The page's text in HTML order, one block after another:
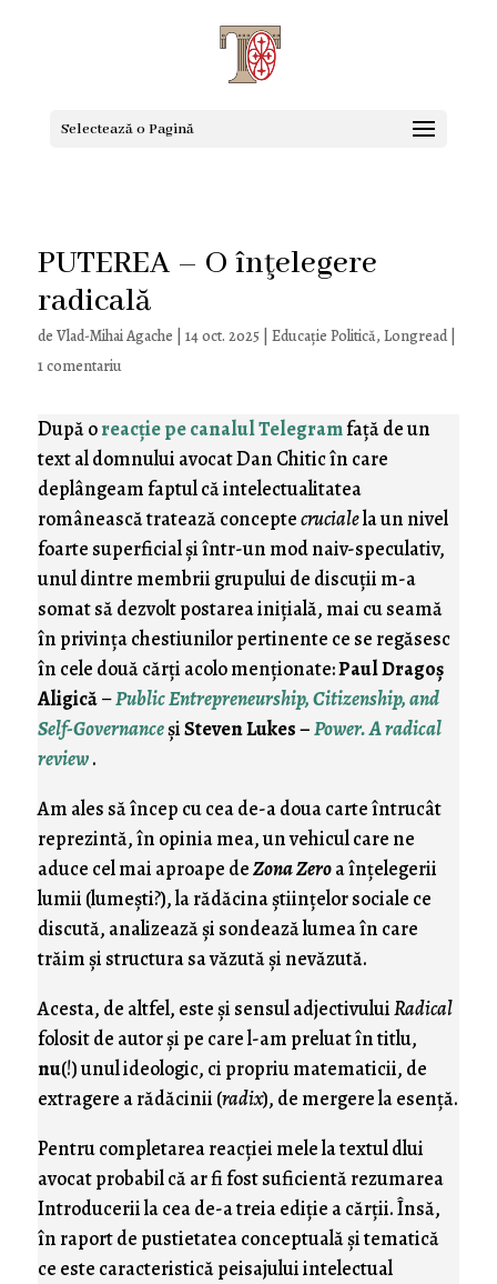
Selectează o Pagină
PUTEREA – O înţelegere
radicală
de Vlad-Mihai Agache 14 oct. 2025| Educaţie Politică, Longread|
1 comentariu
După oreacţie pe canalul Telegramfaţă de un
text al domnului avocat Dan Chitic în care
deplângeam faptul că intelectualitatea
românească tratează conceptecrucialela un nivel
foarte superficial şi într-un mod naiv-speculativ,
unul dintre membrii grupului de discuţii m-a
somat să dezvolt postarea iniţială, mai cu seamă
în privinţa chestiunilor pertinente ce se regăsesc
în cele două cărţi acolo menţionate:Paul Dragoş
Aligică–Public Entrepreneurship, Citizenship, and
Self-GovernanceşiSteven Lukes –Power. A radical
review.
Am ales să încep cu cea de-a doua carte întrucât
reprezintă, în opinia mea, un vehicul care ne
aduce cel mai aproape deZona Zeroa înţelegerii
lumii (lumeşti?), la rădăcina ştiinţelor sociale ce
discută, analizează şi sondează lumea în care
trăim şi structura sa văzută şi nevăzută.
Acesta, de altfel, este şi sensul adjectivuluiRadical
folosit de autor şi pe care l-am preluat în titlu,
nu(!) unul ideologic, ci propriu matematicii, de
extragere a rădăcinii (radix), de mergere la esenţă.
Pentru completarea reacţiei mele la textul dlui
avocat probabil că ar fi fost suficientă rezumarea
Introducerii la cea de-a treia ediţie a cărţii. Însă,
în raport de pustietatea conceptuală şi tematică
ce este caracteristică peisajului intelectual